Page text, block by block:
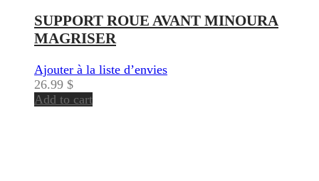
SUPPORT ROUE AVANT MINOURA
MAGRISER
Ajouter à la liste d’envies
26.99 $
Add to cart